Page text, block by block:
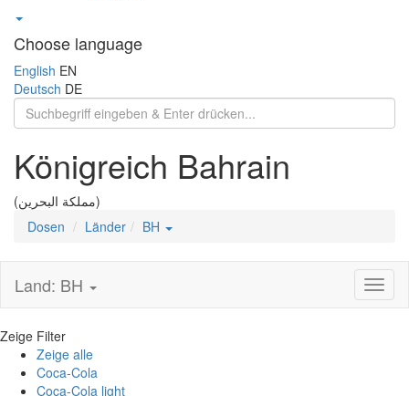
Choose language
English EN
Deutsch DE
Königreich Bahrain
(مملكة البحرين)
Dosen
Länder BH
Land: BH
Zeige Filter
Zeige alle
Coca-Cola
Coca-Cola light